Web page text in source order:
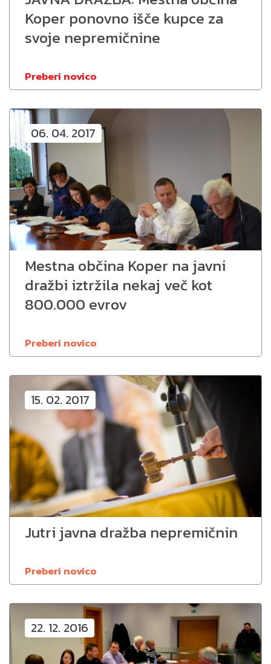
Koper ponovno išče kupce za
svoje nepremičnine
Preberi novico
06. 04. 2017
Mestna občina Koper na javni
dražbi iztržila nekaj več kot
800.000 evrov
Preberi novico
15. 02. 2017
Jutri javna dražba nepremičnin
Preberi novico
22. 12. 2016